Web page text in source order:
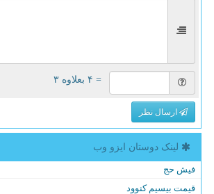
= ۴ بعلاوه ۳
ارسال نظر
لینک دوستان ایزو وب
فیش حج
قیمت بیسیم کنوود